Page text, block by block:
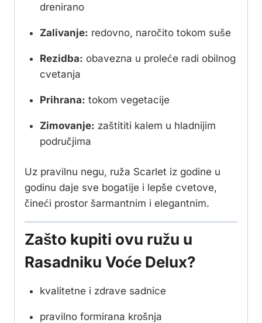
drenirano
Zalivanje: redovno, naročito tokom suše
Rezidba: obavezna u proleće radi obilnog
cvetanja
Prihrana: tokom vegetacije
Zimovanje: zaštititi kalem u hladnijim
područjima
Uz pravilnu negu, ruža Scarlet iz godine u
godinu daje sve bogatije i lepše cvetove,
čineći prostor šarmantnim i elegantnim.
Zašto kupiti ovu ružu u
Rasadniku Voće Delux?
kvalitetne i zdrave sadnice
pravilno formirana krošnja